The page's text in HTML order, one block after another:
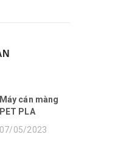
Máy cán màng
PET PLA
07/05/2023